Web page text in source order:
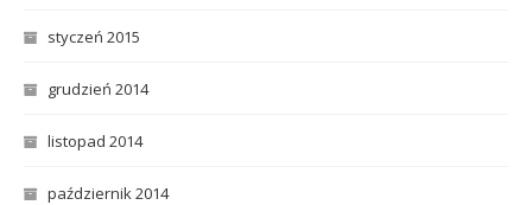
styczeń 2015
grudzień 2014
listopad 2014
październik 2014